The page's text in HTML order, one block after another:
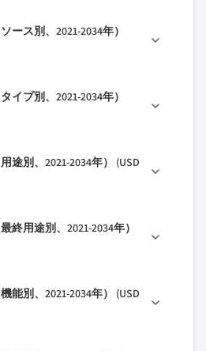
算
計算
ス
と制限
別
2034
的重要課題
要因
的提言
おける付加価値
チェーンに影響を与える要因
因
イバー
メリカ
ア分析
欧州
中東・アフリカ
ングマトリックス
ーシップ・提携
ス別、2021-2034年）
植物成分
藻
プ別、2021-2034年）
ノール
ンペプチド
別、2021-2034年） (USD
用途別、2021-2034年）
ャルケア
別、2021-2034年） (USD